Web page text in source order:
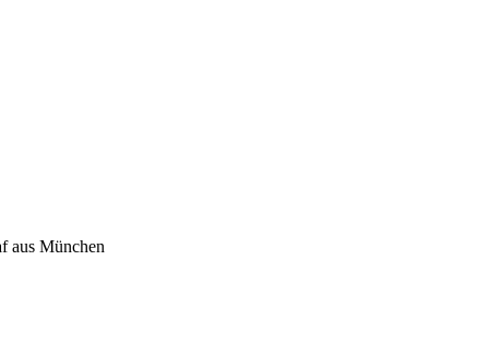
aus München